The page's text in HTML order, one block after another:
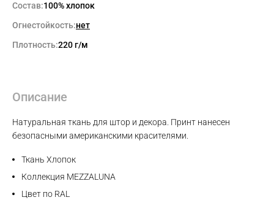
Состав:100% хлопок
Огнестойкость:нет
Плотность:220 г/м
Описание
Натуральная ткань для штор и декора. Принт нанесен
безопасными американскими красителями.
Ткань Хлопок
Коллекция MEZZALUNA
Цвет по RAL